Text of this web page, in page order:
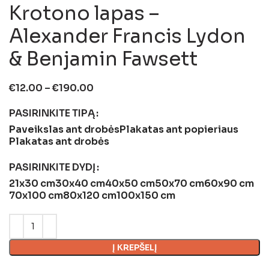
Krotono lapas –
Alexander Francis Lydon
& Benjamin Fawsett
€12.00 –€190.00
PASIRINKITE TIPĄ
Paveikslas ant drobėsPlakatas ant popieriaus
Plakatas ant drobės
PASIRINKITE DYDĮ
21x30 cm30x40 cm40x50 cm50x70 cm60x90 cm
70x100 cm80x120 cm100x150 cm
Į KREPŠELĮ